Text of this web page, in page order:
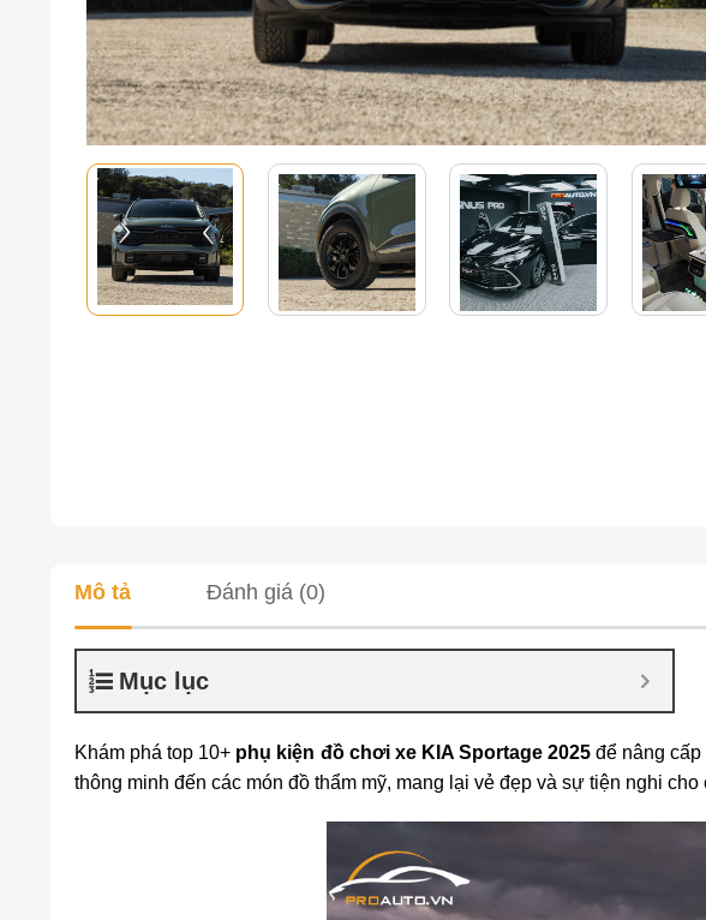
Mô tả Đánh giá (0)
Mục lục
Khám phá top 10+ phụ kiện đồ chơi xe KIA Sportage 2025để nâng cấp
thông minh đến các món đồ thẩm mỹ, mang lại vẻ đẹp và sự tiện nghi cho